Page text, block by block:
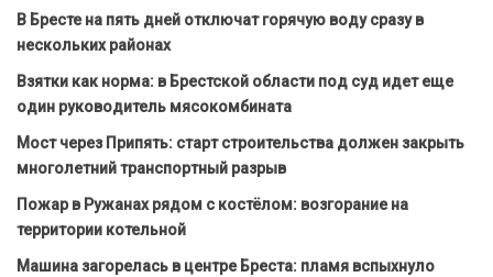
В Бресте на пять дней отключат горячую воду сразу в
нескольких районах
Взятки как норма: в Брестской области под суд идет еще
один руководитель мясокомбината
Мост через Припять: старт строительства должен закрыть
многолетний транспортный разрыв
Пожар в Ружанах рядом с костёлом: возгорание на
территории котельной
Машина загорелась в центре Бреста: пламя вспыхнуло